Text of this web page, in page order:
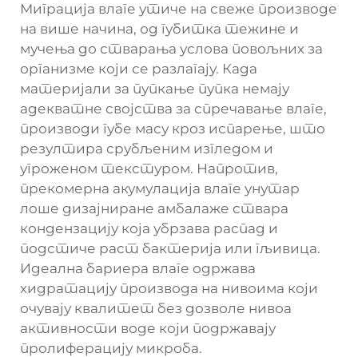
Миграција влаге утиче на свеже производе
на више начина, од губитка тежине и
мучења до стварања услова повољних за
организме који се разлагају. Када
материјали за пупкање пупка немају
адекватне својства за спречавање влаге,
производи губе масу кроз испарење, што
резултира срубљеним изгледом и
угроженом текстуром. Напротив,
прекомерна акумулација влаге унутар
лоше дизајниране амбалаже ствара
кондензацију која убрзава распад и
подстиче раст бактерија или гљивица.
Идеална бариера влаге одржава
хидратацију производа на нивоима који
очувају квалитет без дозволе нивоа
активности воде који подржавају
пролиферацију микроба.